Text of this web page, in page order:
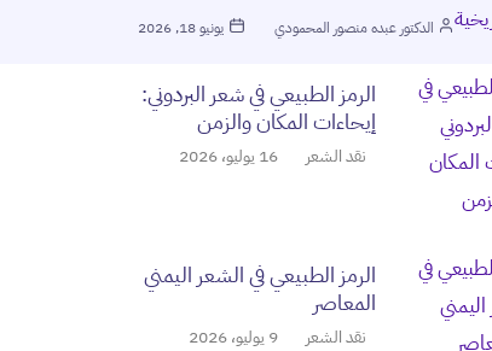
الدكتور عبده منصور المحمودي يونيو 18, 2026
الرمز الطبيعي في شعر البردوني:
إيحاءات المكان والزمن
نقد الشعر 16 يوليو، 2026
الرمز الطبيعي في الشعر اليمني
المعاصر
نقد الشعر 9 يوليو، 2026